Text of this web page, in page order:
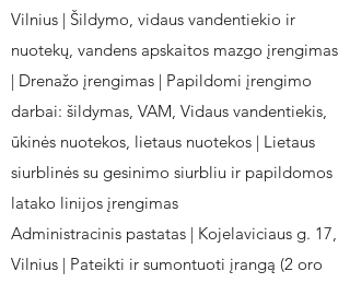
Vilnius | Šildymo, vidaus vandentiekio ir
nuotekų, vandens apskaitos mazgo įrengimas
| Drenažo įrengimas | Papildomi įrengimo
darbai: šildymas, VAM, Vidaus vandentiekis,
ūkinės nuotekos, lietaus nuotekos | Lietaus
siurblinės su gesinimo siurbliu ir papildomos
latako linijos įrengimas
Administracinis pastatas | Kojelaviciaus g. 17,
Vilnius | Pateikti ir sumontuoti įrangą (2 oro